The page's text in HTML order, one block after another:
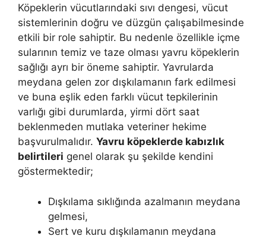
Köpeklerin vücutlarındaki sıvı dengesi, vücut
sistemlerinin doğru ve düzgün çalışabilmesinde
etkili bir role sahiptir. Bu nedenle özellikle içme
sularının temiz ve taze olması yavru köpeklerin
sağlığı ayrı bir öneme sahiptir. Yavrularda
meydana gelen zor dışkılamanın fark edilmesi
ve buna eşlik eden farklı vücut tepkilerinin
varlığı gibi durumlarda, yirmi dört saat
beklenmeden mutlaka veteriner hekime
başvurulmalıdır. Yavru köpeklerde kabızlık
belirtileri genel olarak şu şekilde kendini
göstermektedir;
Dışkılama sıklığında azalmanın meydana
gelmesi,
Sert ve kuru dışkılamanın meydana